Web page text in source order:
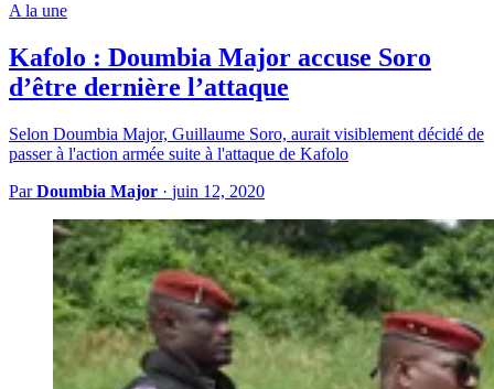
A la une
Kafolo : Doumbia Major accuse Soro
d’être dernière l’attaque
Selon Doumbia Major, Guillaume Soro, aurait visiblement décidé de
passer à l'action armée suite à l'attaque de Kafolo
ParDoumbia Major · juin 12, 2020